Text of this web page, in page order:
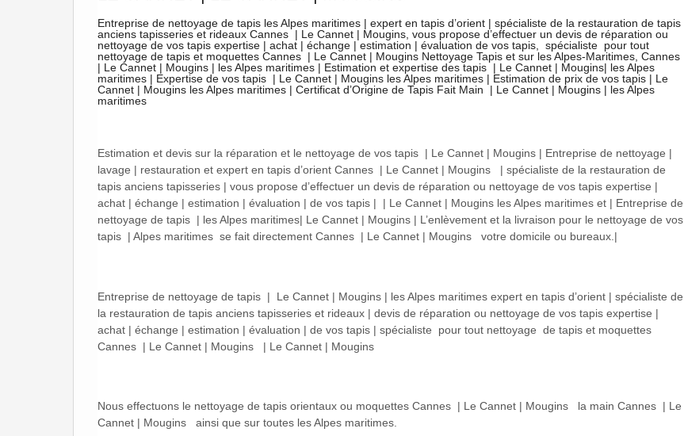
Entreprise de nettoyage de tapis les Alpes maritimes | expert en tapis d’orient | spécialiste de la restauration de tapis
anciens tapisseries et rideaux Cannes | Le Cannet | Mougins, vous propose d’effectuer un devis de réparation ou
nettoyage de vos tapis expertise | achat | échange | estimation | évaluation de vos tapis, spécialiste pour tout
nettoyage de tapis et moquettes Cannes | Le Cannet | Mougins Nettoyage Tapis et sur les Alpes-Maritimes, Cannes
| Le Cannet | Mougins | les Alpes maritimes | Estimation et expertise des tapis | Le Cannet | Mougins| les Alpes
maritimes | Expertise de vos tapis | Le Cannet | Mougins les Alpes maritimes | Estimation de prix de vos tapis | Le
Cannet | Mougins les Alpes maritimes | Certificat d’Origine de Tapis Fait Main | Le Cannet | Mougins | les Alpes
maritimes
Estimation et devis sur la réparation et le nettoyage de vos tapis | Le Cannet | Mougins | Entreprise de nettoyage |
lavage | restauration et expert en tapis d’orient Cannes | Le Cannet | Mougins | spécialiste de la restauration de
tapis anciens tapisseries | vous propose d’effectuer un devis de réparation ou nettoyage de vos tapis expertise |
achat | échange | estimation | évaluation | de vos tapis | | Le Cannet | Mougins les Alpes maritimes et | Entreprise de
nettoyage de tapis | les Alpes maritimes| Le Cannet | Mougins | L’enlèvement et la livraison pour le nettoyage de vos
tapis | Alpes maritimes se fait directement Cannes | Le Cannet | Mougins votre domicile ou bureaux.|
Entreprise de nettoyage de tapis | Le Cannet | Mougins | les Alpes maritimes expert en tapis d’orient | spécialiste de
la restauration de tapis anciens tapisseries et rideaux | devis de réparation ou nettoyage de vos tapis expertise |
achat | échange | estimation | évaluation | de vos tapis | spécialiste pour tout nettoyage de tapis et moquettes
Cannes | Le Cannet | Mougins | Le Cannet | Mougins
Nous effectuons le nettoyage de tapis orientaux ou moquettes Cannes | Le Cannet | Mougins la main Cannes | Le
Cannet | Mougins ainsi que sur toutes les Alpes maritimes.